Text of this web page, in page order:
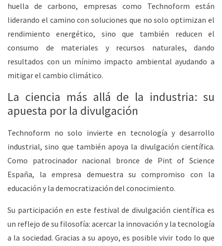
huella de carbono, empresas como Technoform están
liderando el camino con soluciones que no solo optimizan el
rendimiento energético, sino que también reducen el
consumo de materiales y recursos naturales, dando
resultados con un mínimo impacto ambiental ayudando a
mitigar el cambio climático.
La ciencia más allá de la industria: su
apuesta por la divulgación
Technoform no solo invierte en tecnología y desarrollo
industrial, sino que también apoya la divulgación científica.
Como patrocinador nacional bronce de Pint of Science
España, la empresa demuestra su compromiso con la
educación y la democratización del conocimiento.
Su participación en este festival de divulgación científica es
un reflejo de su filosofía: acercar la innovación y la tecnología
a la sociedad. Gracias a su apoyo, es posible vivir todo lo que